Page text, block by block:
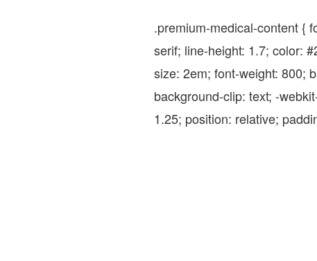
.premium-medical-content {
serif; line-height: 1.7; color:
size: 2em; font-weight: 800;
background-clip: text; -
1.25; position: relative;